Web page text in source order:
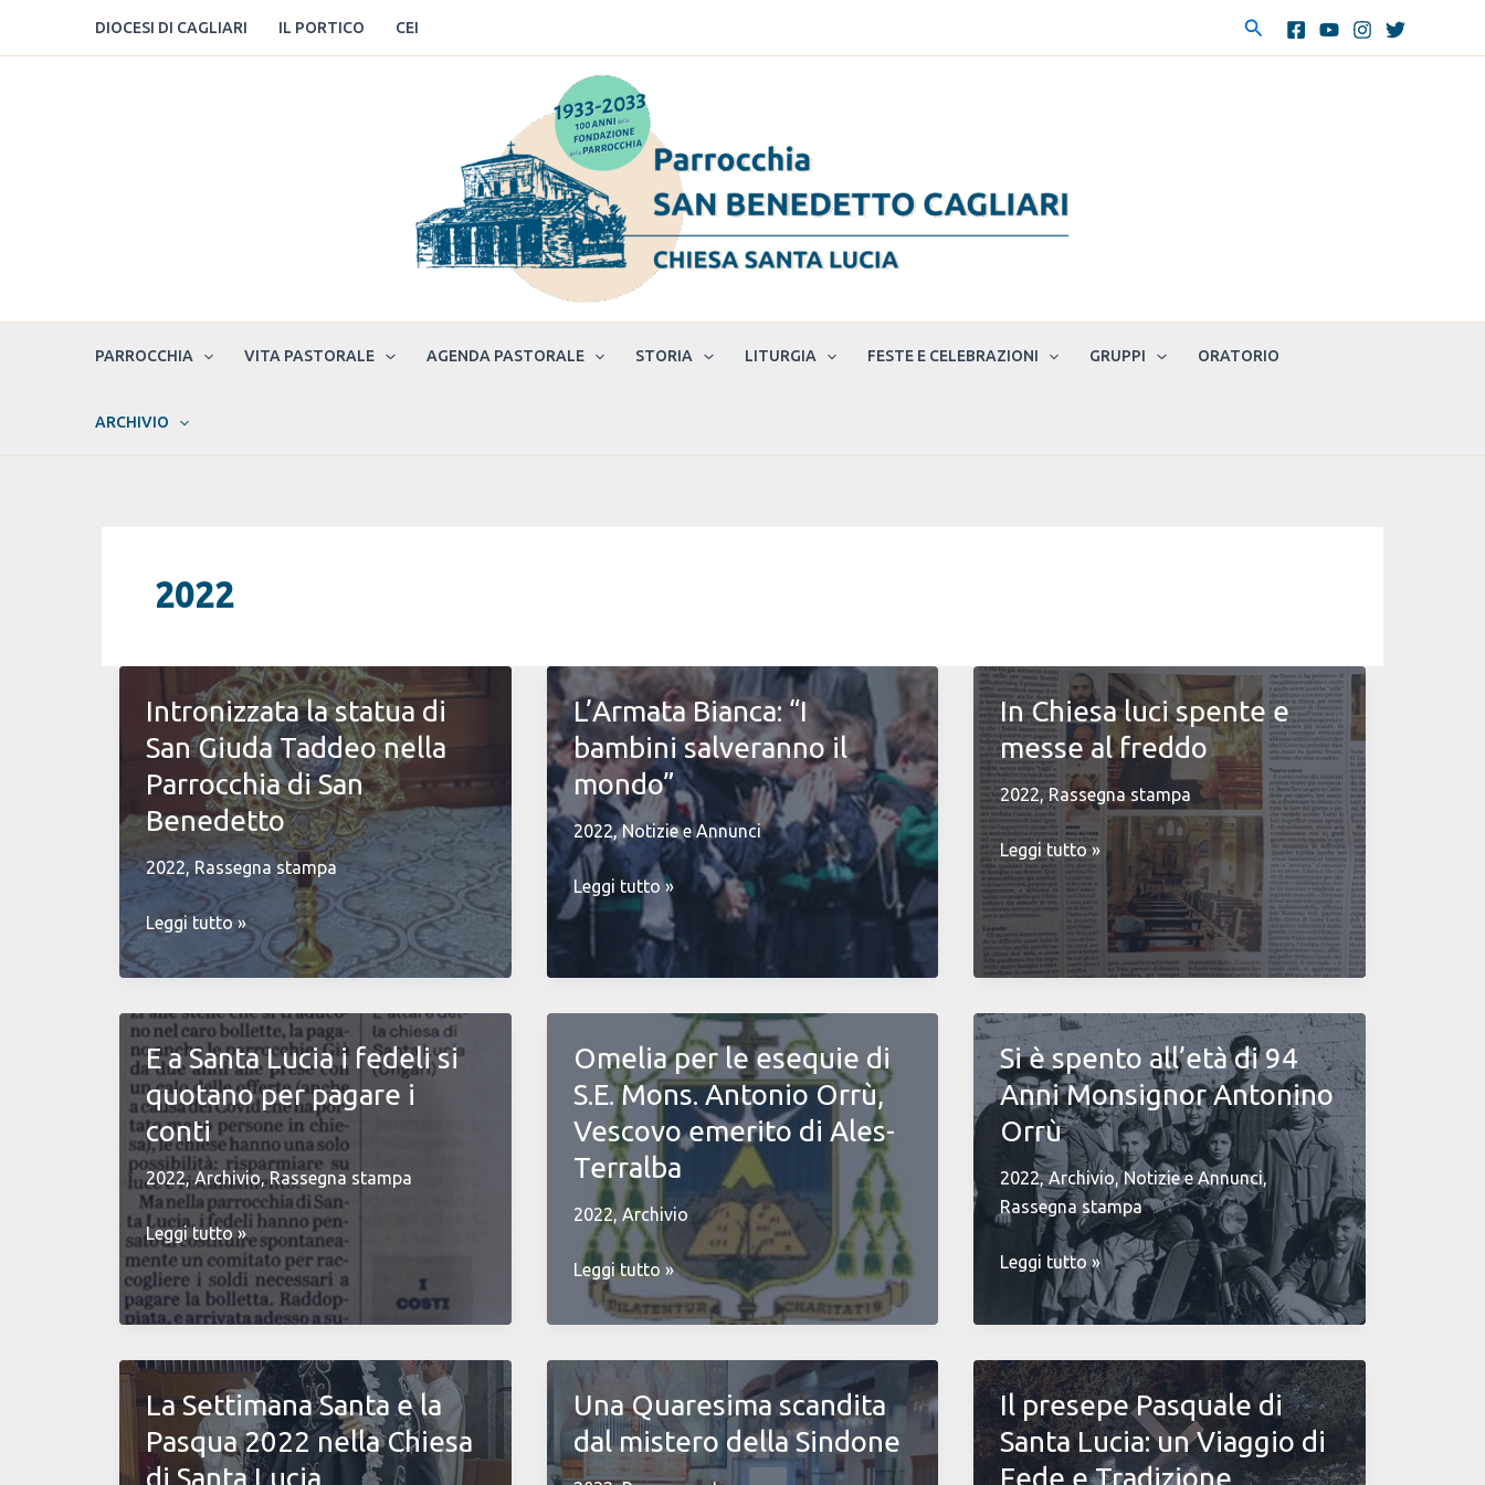
DIOCESI DI CAGLIARI IL PORTICO CEI Cerca
PARROCCHIA VITA PASTORALE AGENDA PASTORALE STORIA LITURGIA FESTE E CELEBRAZIONI GRUPPI ORATORIO
ARCHIVIO
2022
Intronizzata la statua di
San Giuda Taddeo nella
Parrocchia di San
Benedetto
2022, Rassegna stampa
Intronizzata
statua
San
Giuda
Taddeo
nella
Parrocchia
di
San
Benedetto
Leggi tutto »
L’Armata Bianca: “I
bambini salveranno il
mondo”
2022,Notizie e Annunci
L’Armata
Bianca:
bambini
mondo”
Leggi tutto »
In Chiesa luci spente e
messe al freddo
2022,Rassegna stampa
In
Chiesa
luci
spente
e
al
freddo
Leggi tutto »
E a Santa Lucia i fedeli si
quotano per pagare i
conti
2022,Archivio,Rassegna stampa
E
a
Santa
Lucia
fedeli
si
quotano
per
Leggi tutto »
Omelia per le esequie di
S.E. Mons. Antonio Orrù,
Vescovo emerito di Ales-
Terralba
2022, Archivio
Omelia
per
le
di
S.E.
Mons.
Antonio
Leggi tutto »
Si è spento all’età di 94
Anni Monsignor Antonino
Orrù
2022,Archivio,Notizie e Annunci,
Rassegna stampa
Si
spento
di
94
Anni
Monsignor
Leggi tutto »
La Settimana Santa e la
Pasqua 2022 nella Chiesa
di Santa Lucia
Una Quaresima scandita
dal mistero della Sindone
Il presepe Pasquale di
Santa Lucia: un Viaggio di
Fede e Tradizione